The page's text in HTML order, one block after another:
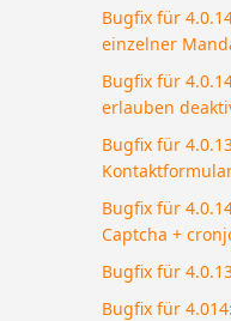
Bugfix für
einzelner
Bugfix für
erlauben
Bugfix für
Bugfix für
Captcha +
Bugfix für
Bugfix für